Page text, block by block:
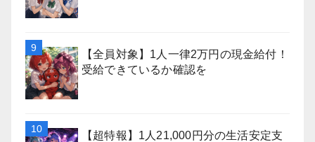
【全員対象】1人一律2万円の現金給付！
受給できているか確認を
【超特報】1人21,000円分の生活安定支